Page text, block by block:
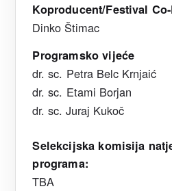
Koproducent/Festival
Dinko Štimac
Programsko vijeće
dr. sc. Petra Belc Krnjaić
dr. sc. Etami Borjan
dr. sc. Juraj Kukoč
Selekcijska komisija
programa:
TBA